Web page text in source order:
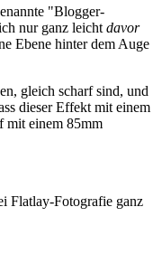
"Blogger-
nur ganz leichtdavor
Ebene hinter dem Auge
gleich scharf sind, und
dieser Effekt mit einem
mit einem 85mm
Flatlay-Fotografie ganz